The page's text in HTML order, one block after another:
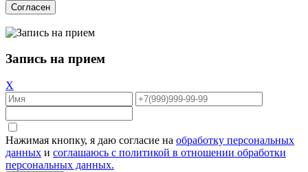
Согласен
Запись на прием
X
Нажимая кнопку, я даю согласие на обработку персональных
данных и соглашаюсь с политикой в отношении обработки
персональных данных.